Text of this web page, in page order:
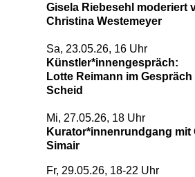
Gisela Riebesehl moderiert
Christina Westemeyer
Sa, 23.05.26, 16 Uhr
Künstler*innengespräch:
Lotte Reimann im
Scheid
Mi, 27.05.26, 18 Uhr
Kurator*innenrundgang mit
Simair
Fr, 29.05.26, 18-22 Uhr